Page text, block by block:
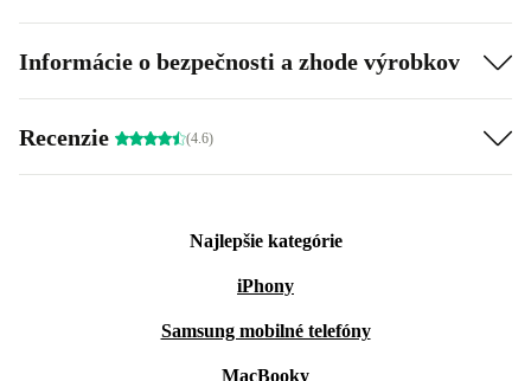
Informácie o bezpečnosti a zhode výrobkov
Recenzie (4.6)
Najlepšie kategórie
iPhony
Samsung mobilné telefóny
MacBooky